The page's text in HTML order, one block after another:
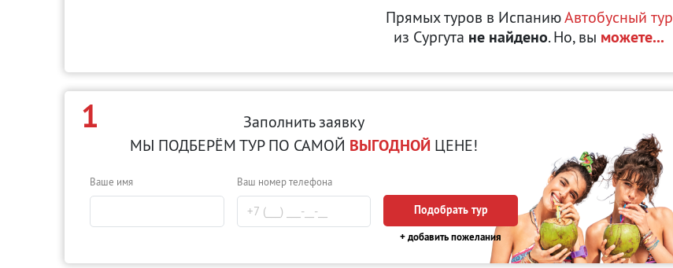
Прямых туров в ИспаниюАвтобусный тур
из Сургута не найдено. Но, вы можете...
1
Заполнить заявку
МЫ ПОДБЕРЁМ ТУР ПО САМОЙ ВЫГОДНОЙ ЦЕНЕ!
Ваше имя Ваш номер телефона
Подобрать тур
+ добавить пожелания